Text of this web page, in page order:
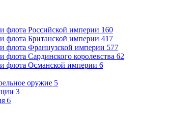
флота Российской империи 160
флота Британской империи 417
флота Французской империи 577
флота Сардинского королевства 62
флота Османской империи 6
оружие 5
3
6